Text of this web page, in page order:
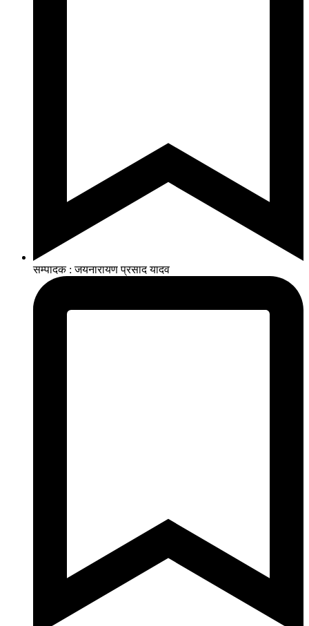
सम्पादक : जयनारायण प्रसाद यादव